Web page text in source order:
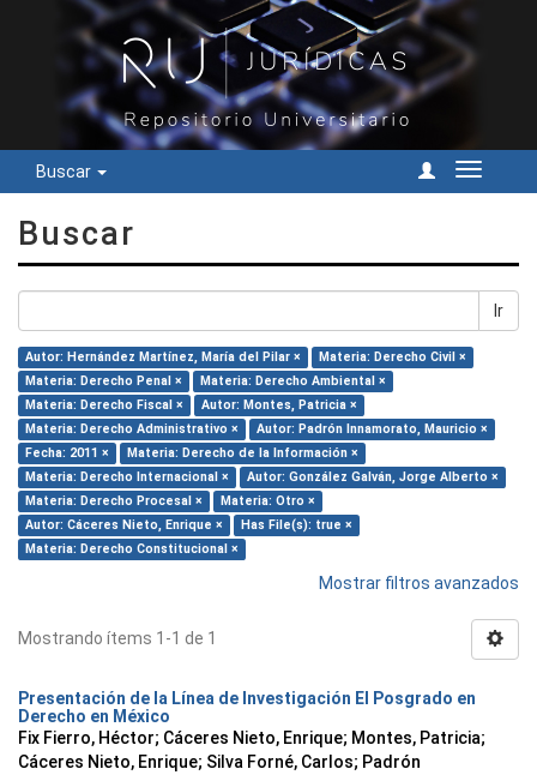
Buscar
Cambiar
Buscar
Ir
Autor: Hernández Martínez, María del Pilar ×
Materia: Derecho Civil ×
Materia: Derecho Penal ×
Materia: Derecho Ambiental ×
Materia: Derecho Fiscal ×
Autor: Montes, Patricia ×
Materia: Derecho Administrativo ×
Autor: Padrón Innamorato, Mauricio ×
Fecha: 2011 ×
Materia: Derecho de la Información ×
Materia: Derecho Internacional ×
Autor: González Galván, Jorge Alberto ×
Materia: Derecho Procesal ×
Materia: Otro ×
Autor: Cáceres Nieto, Enrique ×
Has File(s): true ×
Materia: Derecho Constitucional ×
Mostrar filtros avanzados
Mostrando ítems 1-1 de 1
Presentación de la Línea de Investigación El Posgrado en
Derecho en México
Fix Fierro, Héctor; Cáceres Nieto, Enrique; Montes, Patricia;
Cáceres Nieto, Enrique; Silva Forné, Carlos; Padrón